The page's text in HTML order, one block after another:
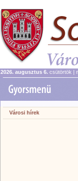
2026. augusztus 6. csütörtök |
Városi hírek